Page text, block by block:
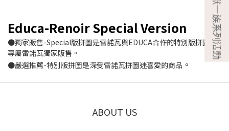
Educa-Renoir Special Version
●獨家販售-Special版拼圖是雷諾瓦與EDUCA合作的特別版拼圖，
專屬雷諾瓦獨家販售。
●嚴選推薦-特別版拼圖是深受雷諾瓦拼圖迷喜愛的商品 。
ABOUT US